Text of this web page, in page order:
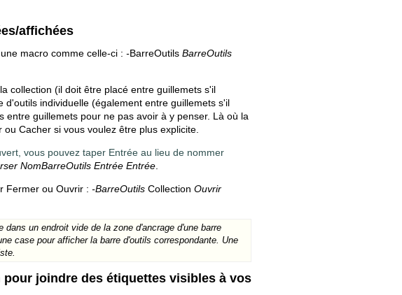
affichées
macro comme celle-ci : -BarreOutils BarreOutils
collection (il doit être placé entre guillemets s'il
individuelle (également entre guillemets s'il
guillemets pour ne pas avoir à y penser. Là où la
Cacher si vous voulez être plus explicite.
vous pouvez taper Entrée au lieu de nommer
NomBarreOutils Entrée Entrée
Fermer ou Ouvrir : -BarreOutils Collection Ouvrir
un endroit vide de la zone d'ancrage d'une barre
case pour afficher la barre d'outils correspondante. Une
joindre des étiquettes visibles à vos